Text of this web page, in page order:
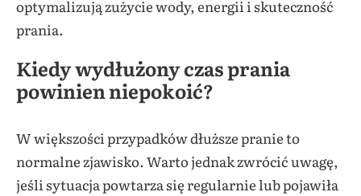
optymalizują zużycie wody, energii i skuteczność
prania.
Kiedy wydłużony czas prania
powinien niepokoić?
W większości przypadków dłuższe pranie to
normalne zjawisko. Warto jednak zwrócić uwagę,
jeśli sytuacja powtarza się regularnie lub pojawiła